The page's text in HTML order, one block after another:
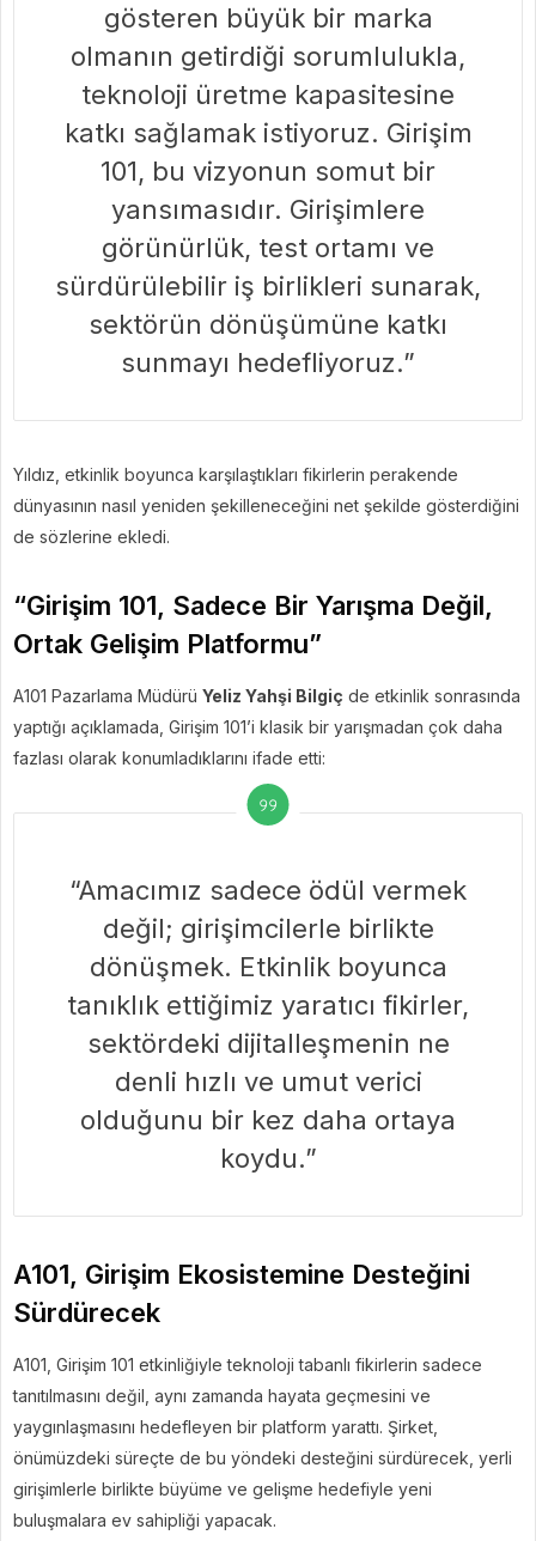
gösteren büyük bir marka
olmanın getirdiği sorumlulukla,
teknoloji üretme kapasitesine
katkı sağlamak istiyoruz. Girişim
101, bu vizyonun somut bir
yansımasıdır. Girişimlere
görünürlük, test ortamı ve
sürdürülebilir iş birlikleri sunarak,
sektörün dönüşümüne katkı
sunmayı hedefliyoruz.”
Yıldız, etkinlik boyunca karşılaştıkları fikirlerin perakende
dünyasının nasıl yeniden şekilleneceğini net şekilde gösterdiğini
de sözlerine ekledi.
“Girişim 101, Sadece Bir Yarışma Değil,
Ortak Gelişim Platformu”
A101 Pazarlama Müdürü Yeliz Yahşi Bilgiç de etkinlik sonrasında
yaptığı açıklamada, Girişim 101’i klasik bir yarışmadan çok daha
fazlası olarak konumladıklarını ifade etti:
“Amacımız sadece ödül vermek
değil; girişimcilerle birlikte
dönüşmek. Etkinlik boyunca
tanıklık ettiğimiz yaratıcı fikirler,
sektördeki dijitalleşmenin ne
denli hızlı ve umut verici
olduğunu bir kez daha ortaya
koydu.”
A101, Girişim Ekosistemine Desteğini
Sürdürecek
A101, Girişim 101 etkinliğiyle teknoloji tabanlı fikirlerin sadece
tanıtılmasını değil, aynı zamanda hayata geçmesini ve
yaygınlaşmasını hedefleyen bir platform yarattı. Şirket,
önümüzdeki süreçte de bu yöndeki desteğini sürdürecek, yerli
girişimlerle birlikte büyüme ve gelişme hedefiyle yeni
buluşmalara ev sahipliği yapacak.